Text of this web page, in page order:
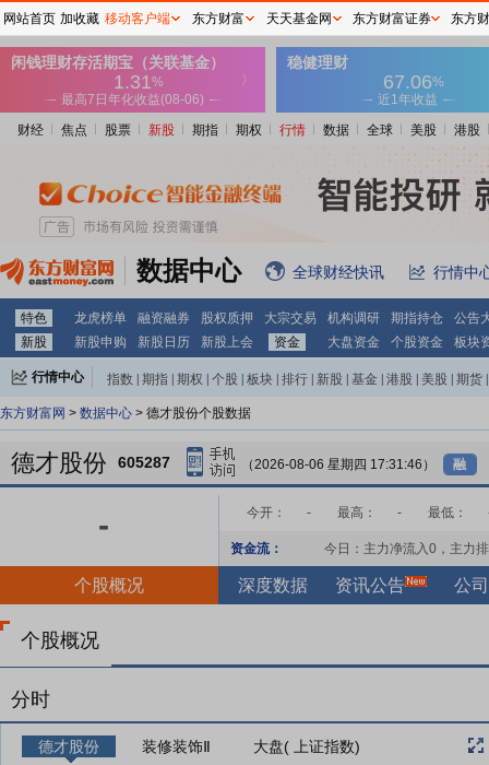
财经 焦点 股票 新股 期指 期权 行情 数据 全球 美股 港股
数据中心 全球财经快讯 行情中
特色 龙虎榜单 融资融券 股权质押 大宗交易 机构调研 期指持仓
公告
新股
新股申购 新股日历 新股上会 资金 大盘资金 个股资金 板块
行情中心 指数 期指 期权 个股 板块 排行 新股 基金 港股 美股 期货
东方财富网 > 数据中心 > 德才股份个股数据
德才股份 605287 （2026-08-06 星期四 17:31:46） 融
- 今开： - 最高： - 最低：
资金流： 今日：主力净流入0 ，主力
个股概况 深度数据 资讯公告 公
个股概况
分时
德才股份 装修装饰Ⅱ 大盘( 上证指数)
网站首页 加收藏 移动客户端 东方财富 天天基金网 东方财富证券 东方